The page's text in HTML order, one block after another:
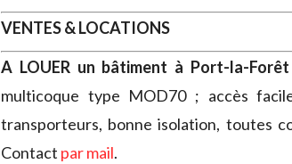
VENTES & LOCATIONS
A LOUER un bâtiment à Port-la-Forêt
multicoque type MOD70 ; accès
transporteurs, bonne isolation, toutes
Contact par mail.